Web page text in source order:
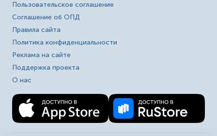
Пользовательское соглашение
Соглашение об ОПД
Правила сайта
Политика конфиденциальности
Реклама на сайте
Поддержка проекта
О нас